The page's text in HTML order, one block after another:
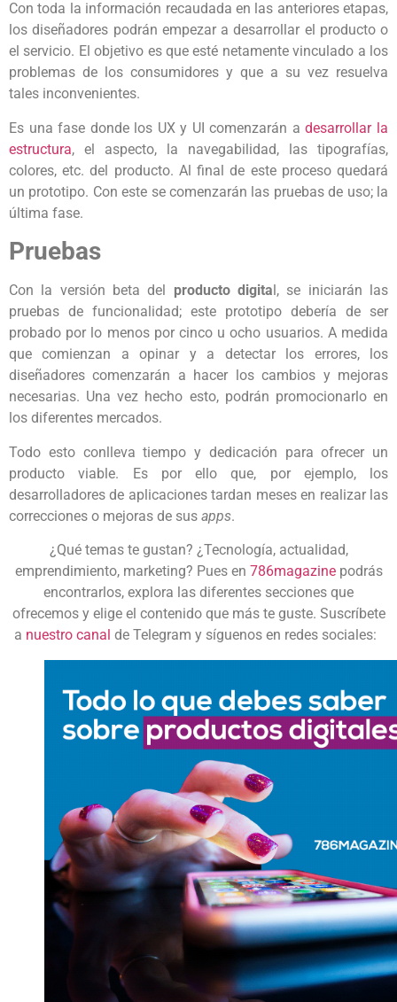
Con toda la información recaudada en las anteriores etapas,
los diseñadores podrán empezar a desarrollar el producto o
el servicio. El objetivo es que esté netamente vinculado a los
problemas de los consumidores y que a su vez resuelva
tales inconvenientes.
Es una fase donde los UX y UI comenzarán adesarrollar la
estructura, el aspecto, la navegabilidad, las tipografías,
colores, etc. del producto. Al final de este proceso quedará
un prototipo. Con este se comenzarán las pruebas de uso; la
última fase.
Pruebas
Con la versión beta del producto digita l, se iniciarán las
pruebas de funcionalidad; este prototipo debería de ser
probado por lo menos por cinco u ocho usuarios. A medida
que comienzan a opinar y a detectar los errores, los
diseñadores comenzarán a hacer los cambios y mejoras
necesarias. Una vez hecho esto, podrán promocionarlo en
los diferentes mercados.
Todo esto conlleva tiempo y dedicación para ofrecer un
producto viable. Es por ello que, por ejemplo, los
desarrolladores de aplicaciones tardan meses en realizar las
correcciones o mejoras de sus apps.
¿Qué temas te gustan? ¿Tecnología, actualidad,
emprendimiento, marketing? Pues en 786magazinepodrás
encontrarlos, explora las diferentes secciones que
ofrecemos y elige el contenido que más te guste. Suscríbete
a nuestro canal de Telegram y síguenos en redes sociales: